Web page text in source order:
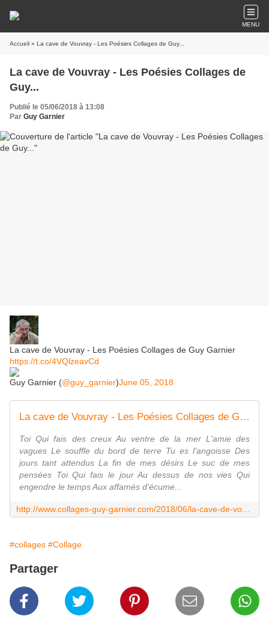
MENU
Accueil » La cave de Vouvray - Les Poésies Collages de Guy...
La cave de Vouvray - Les Poésies Collages de
Guy...
Publié le 05/06/2018 à 13:08
Par Guy Garnier
La cave de Vouvray - Les Poésies Collages de Guy Garnier
https://t.co/4VQlzeavCd
Guy Garnier (@guy_garnier)June 05, 2018
La cave de Vouvray - Les Poésies Collages de Guy Garnier
Toi Qui fais des creux Au ventre de la mer L'amie des
vagues Le souffle du bord de terre Tu es l'angoisse Des
jours tant attendus La fin de mes désirs Le suc de mes
pensées Toi Qui fais le jour Au dessus de nos vies Qui
engendre le temps Aux affamés d'écume...
#collages #Collage
Partager